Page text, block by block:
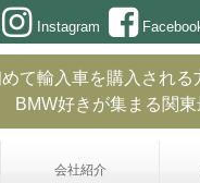
Instagram
て輸入車を購入され
BMW好きが集まる関
会社紹介